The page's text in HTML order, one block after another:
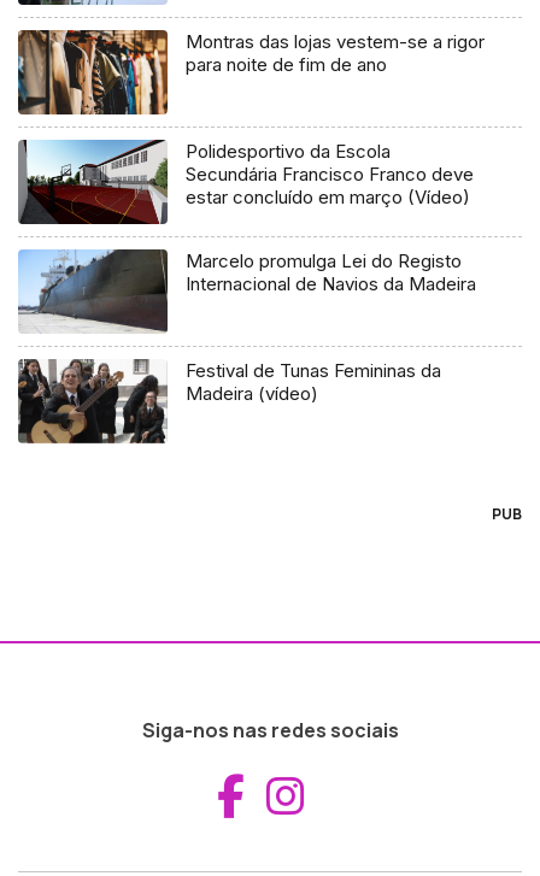
Montras das lojas vestem-se a rigor
para noite de fim de ano
Polidesportivo da Escola
Secundária Francisco Franco deve
estar concluído em março (Vídeo)
Marcelo promulga Lei do Registo
Internacional de Navios da Madeira
Festival de Tunas Femininas da
Madeira (vídeo)
PUB
Siga-nos nas redes sociais
Aceder ao